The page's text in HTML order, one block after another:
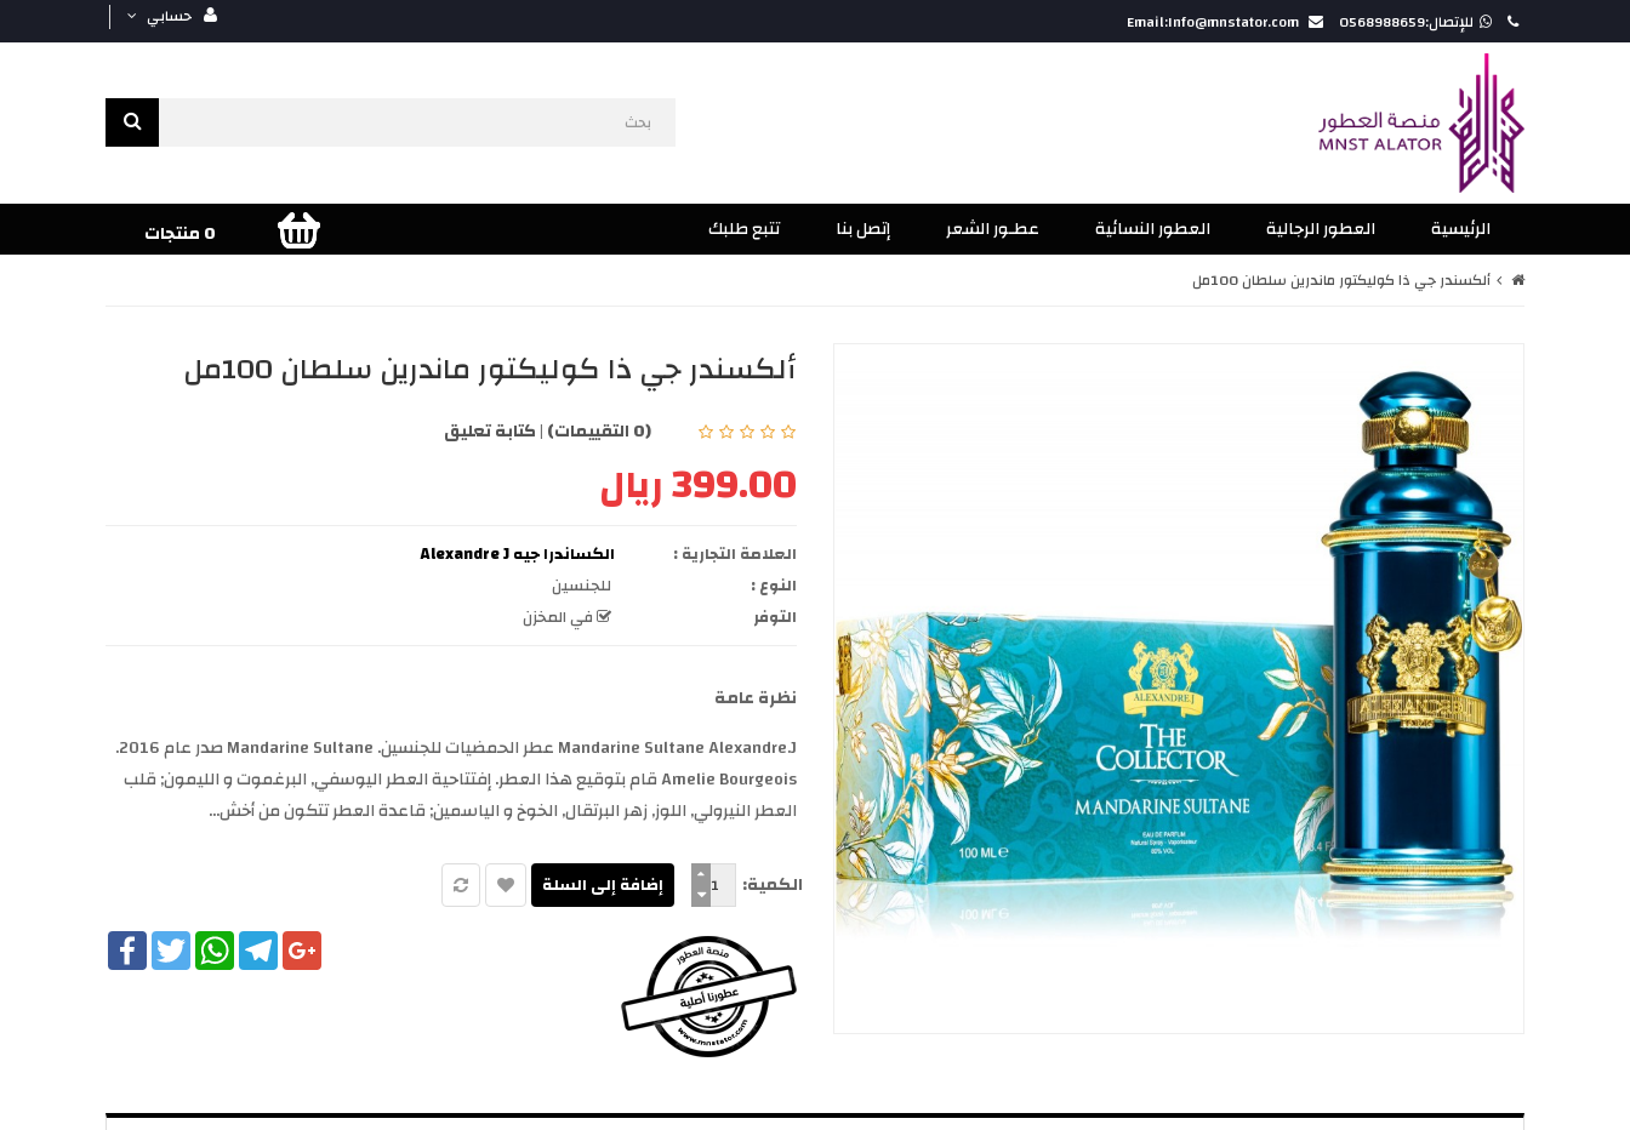
للإتصال:0568988659 حسابي
الرئيسية العطور الرجالية العطور النسائية عطـور الشعر إتصل بنا تتبع طلبك 0 منتجات
ألكسندر جي ذا كوليكتور ماندرين سلطان 100مل
ألكسندر جي ذا كوليكتور ماندرين سلطان 100مل
(0 التقييمات) |كتابة تعليق
399.00 ريال
العلامة التجارية :
الكساندرا جيه Alexandre J
النوع :
للجنسين
التوفر
في المخزن
نظرة عامة
Mandarine Sultane Alexandre.J عطر الحمضيات للجنسين. Mandarine Sultane صدر عام 2016.
Amelie Bourgeois قام بتوقيع هذا العطر. إفتتاحية العطر اليوسفي, البرغموت و الليمون; قلب
العطر النيرولي, اللوز, زهر البرتقال, الخوخ و الياسمين; قاعدة العطر تتكون من أخش...
الكمية:
FacebookTwitter
WhatsAppTelegramGoogle+